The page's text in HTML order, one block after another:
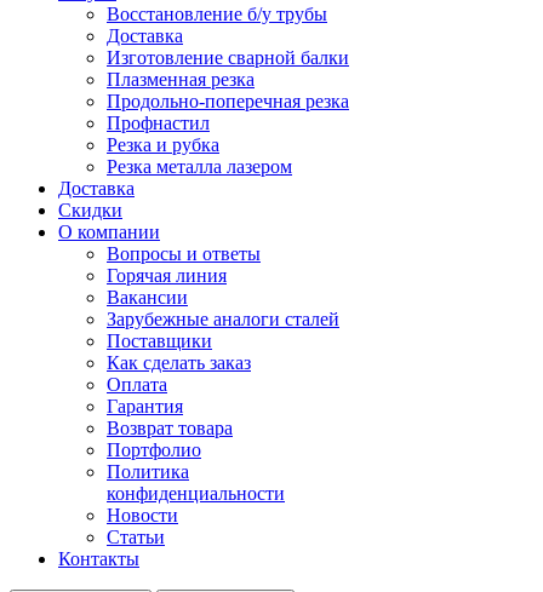
Восстановление б/у трубы
Доставка
Изготовление сварной балки
Плазменная резка
Продольно-поперечная резка
Профнастил
Резка и рубка
Резка металла лазером
Доставка
Скидки
О компании
Вопросы и ответы
Горячая линия
Вакансии
Зарубежные аналоги сталей
Поставщики
Как сделать заказ
Оплата
Гарантия
Возврат товара
Портфолио
Политика
конфиденциальности
Новости
Статьи
Контакты